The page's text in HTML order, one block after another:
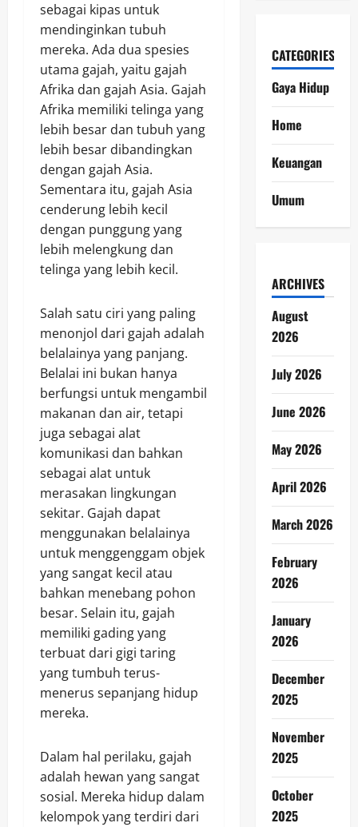
sebagai kipas untuk
mendinginkan tubuh
mereka. Ada dua spesies
utama gajah, yaitu gajah
Afrika dan gajah Asia. Gajah
Afrika memiliki telinga yang
lebih besar dan tubuh yang
lebih besar dibandingkan
dengan gajah Asia.
Sementara itu, gajah Asia
cenderung lebih kecil
dengan punggung yang
lebih melengkung dan
telinga yang lebih kecil.
Salah satu ciri yang paling
menonjol dari gajah adalah
belalainya yang panjang.
Belalai ini bukan hanya
berfungsi untuk mengambil
makanan dan air, tetapi
juga sebagai alat
komunikasi dan bahkan
sebagai alat untuk
merasakan lingkungan
sekitar. Gajah dapat
menggunakan belalainya
untuk menggenggam objek
yang sangat kecil atau
bahkan menebang pohon
besar. Selain itu, gajah
memiliki gading yang
terbuat dari gigi taring
yang tumbuh terus-
menerus sepanjang hidup
mereka.
Dalam hal perilaku, gajah
adalah hewan yang sangat
sosial. Mereka hidup dalam
kelompok yang terdiri dari
CATEGORIES
Gaya Hidup
Home
Keuangan
Umum
ARCHIVES
August
2026
July 2026
June 2026
May 2026
April 2026
March 2026
February
2026
January
2026
December
2025
November
2025
October
2025